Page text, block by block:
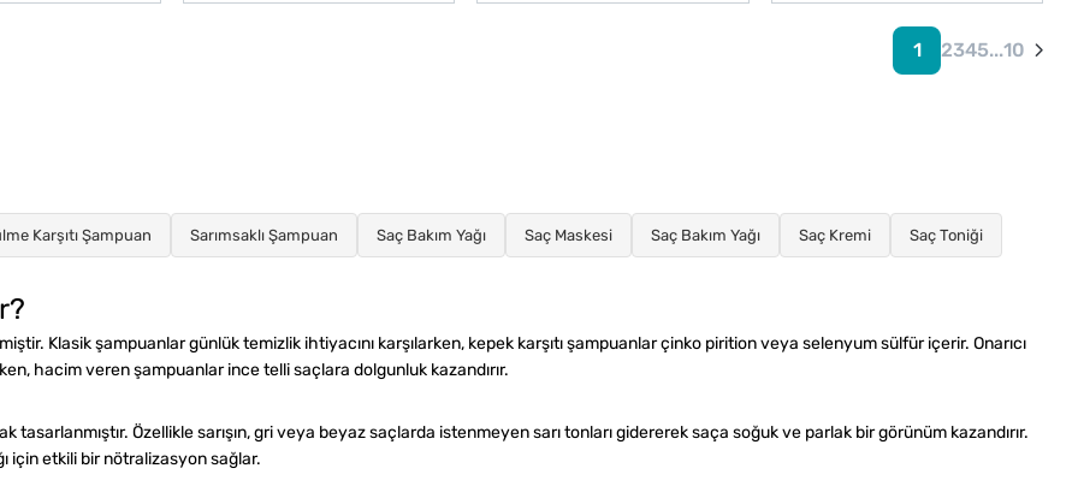
1 2345...10
Karşıtı Şampuan Sarımsaklı Şampuan Saç Bakım Yağı Saç Maskesi Saç Bakım Yağı Saç Kremi Saç Toniği
Klasik şampuanlar günlük temizlik ihtiyacını karşılarken, kepek karşıtı şampuanlar çinko pirition veya selenyum sülfür içerir. Onarıcı
hacim veren şampuanlar ince telli saçlara dolgunluk kazandırır.
Özellikle sarışın, gri veya beyaz saçlarda istenmeyen sarı tonları gidererek saça soğuk ve parlak bir görünüm kazandırır.
için etkili bir nötralizasyon sağlar.